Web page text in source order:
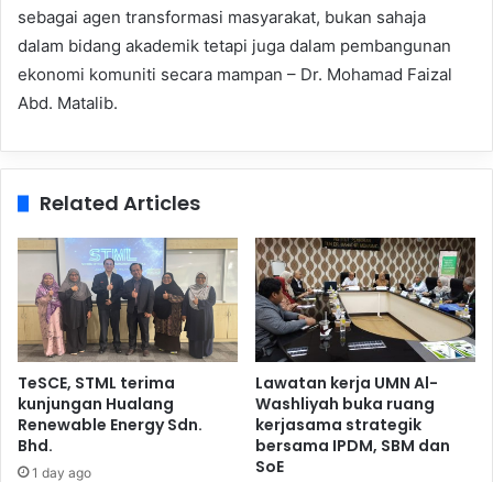
sebagai agen transformasi masyarakat, bukan sahaja
dalam bidang akademik tetapi juga dalam pembangunan
ekonomi komuniti secara mampan – Dr. Mohamad Faizal
Abd. Matalib.
Related Articles
TeSCE, STML terima
kunjungan Hualang
Renewable Energy Sdn.
Bhd.
1 day ago
Lawatan kerja UMN Al-
Washliyah buka ruang
kerjasama strategik
bersama IPDM, SBM dan
SoE